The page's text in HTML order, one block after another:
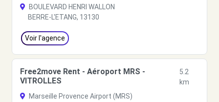
BOULEVARD HENRI WALLON
BERRE-L'ETANG, 13130
Voir l'agence
Free2move Rent - Aéroport MRS -
VITROLLES
5.2
km
Marseille Provence Airport (MRS)